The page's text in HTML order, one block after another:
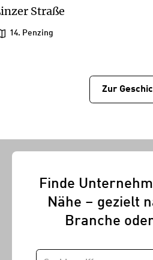
Straße
14. Penzing
Zur
Finde
Nähe – gezielt
Branche
SUCHBEGRIFF